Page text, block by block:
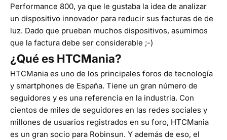
Performance 800, ya que le gustaba la idea de analizar
un dispositivo innovador para reducir sus facturas de de
luz. Dado que prueban muchos dispositivos, asumimos
que la factura debe ser considerable ;-)
¿Qué es HTCMania?
HTCMania es uno de los principales foros de tecnología
y smartphones de España. Tiene un gran número de
seguidores y es una referencia en la industria. Con
cientos de miles de seguidores en las redes sociales y
millones de usuarios registrados en su foro, HTCMania
es un gran socio para Robinsun. Y además de eso, el